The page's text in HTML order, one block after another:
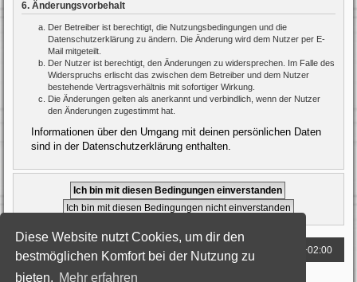
Diese Website nutzt Cookies, um dir den
bestmöglichen Komfort bei der Nutzung zu
bieten. Mehr erfahren
6. Änderungsvorbehalt
Der Betreiber ist berechtigt, die Nutzungsbedingungen und die
Datenschutzerklärung zu ändern. Die Änderung wird dem Nutzer per E-
Mail mitgeteilt.
Der Nutzer ist berechtigt, den Änderungen zu widersprechen. Im Falle des
Widerspruchs erlischt das zwischen dem Betreiber und dem Nutzer
bestehende Vertragsverhältnis mit sofortiger Wirkung.
Die Änderungen gelten als anerkannt und verbindlich, wenn der Nutzer
den Änderungen zugestimmt hat.
Informationen über den Umgang mit deinen persönlichen Daten
sind in der Datenschutzerklärung enthalten.
Foren-Übersicht UTC+02:00
Powered byphpBB® Forum Software © phpBB Limited